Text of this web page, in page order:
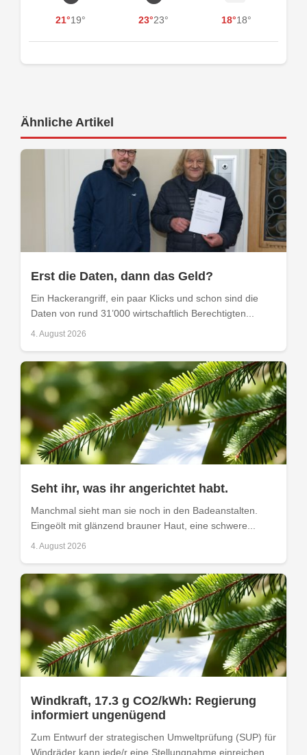
21°19° 23°23° 18°18°
Ähnliche Artikel
Erst die Daten, dann das Geld?
Ein Hackerangriff, ein paar Klicks und schon sind die
Daten von rund 31’000 wirtschaftlich Berechtigten...
4. August 2026
Seht ihr, was ihr angerichtet habt.
Manchmal sieht man sie noch in den Badeanstalten.
Eingeölt mit glänzend brauner Haut, eine schwere...
4. August 2026
Windkraft, 17.3 g CO2/kWh: Regierung
informiert ungenügend
Zum Entwurf der strategischen Umweltprüfung (SUP) für
Windräder kann jede/r eine Stellungnahme einreichen.